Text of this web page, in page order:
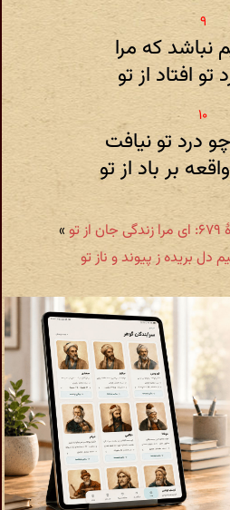
نباشد که مرا
تو افتاد از تو
درد تو نیافت
بر باد از تو
»